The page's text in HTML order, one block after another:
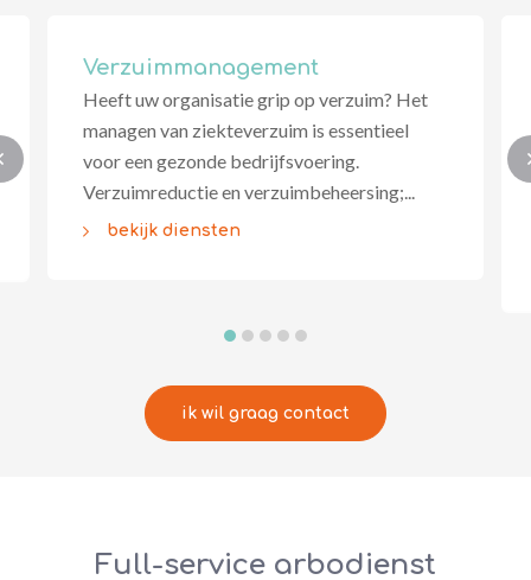
Verzuimmanagement
Heeft uw organisatie grip op verzuim? Het
managen van ziekteverzuim is essentieel
voor een gezonde bedrijfsvoering.
Verzuimreductie en verzuimbeheersing;...
bekijk diensten
ik wil graag contact
Full-service arbodienst